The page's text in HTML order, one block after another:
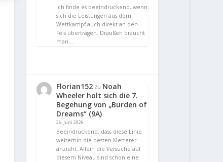
Ich finde es beeindruckend, wenn
sich die Leistungen aus dem
Wettkampf auch direkt an den
Fels übertragen. Draußen braucht
man…
Florian152 zu Noah
Wheeler holt sich die 7.
Begehung von „Burden of
Dreams“ (9A)
26. Juni 2026
Beeindruckend, dass diese Linie
weiterhin die besten Kletterer
anzieht. Allein die Versuche auf
diesem Niveau sind schon eine